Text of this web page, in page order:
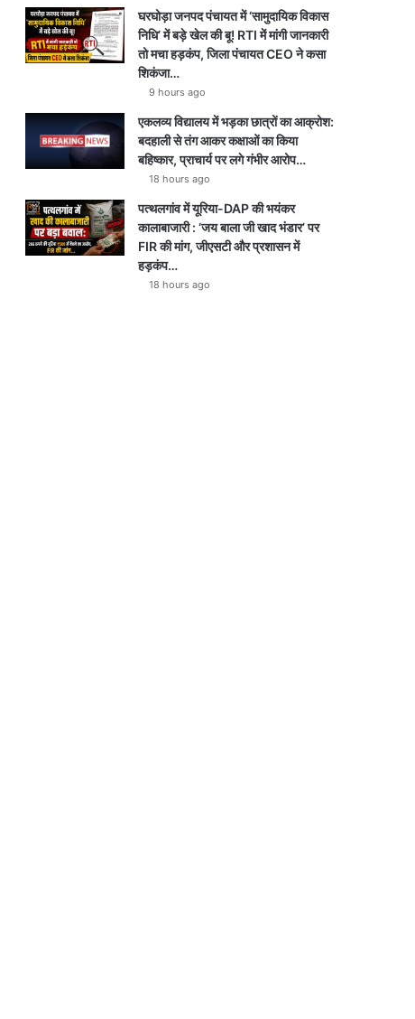
घरघोड़ा जनपद पंचायत में ‘सामुदायिक विकास
निधि’ में बड़े खेल की बू! RTI में मांगी जानकारी
तो मचा हड़कंप, जिला पंचायत CEO ने कसा
शिकंजा…
9 hours ago
एकलव्य विद्यालय में भड़का छात्रों का आक्रोश:
बदहाली से तंग आकर कक्षाओं का किया
बहिष्कार, प्राचार्य पर लगे गंभीर आरोप…
18 hours ago
पत्थलगांव में यूरिया-DAP की भयंकर
कालाबाजारी : ‘जय बाला जी खाद भंडार’ पर
FIR की मांग, जीएसटी और प्रशासन में
हड़कंप…
18 hours ago